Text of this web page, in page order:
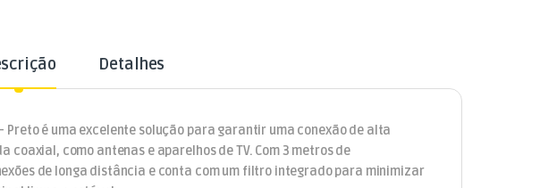
Detalhes
Preto é uma excelente solução para garantir uma conexão de alta
como antenas e aparelhos de TV. Com 3 metros de
de longa distância e conta com um filtro integrado para minimizar